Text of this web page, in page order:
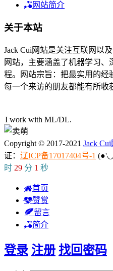
网站简介
关于本站
Jack Cui网站是关注互联网以
网站，主要涵盖了机器学习
程。网站宗旨：把最实用的经
每一个来访的朋友都能有所收
I work with ML/DL.
Copyright © 2017-2021 Jack
证： 辽ICP备17017404号-1
时 29 分 1 秒
首页
赞赏
留言
简介
登录 注册 找回密码